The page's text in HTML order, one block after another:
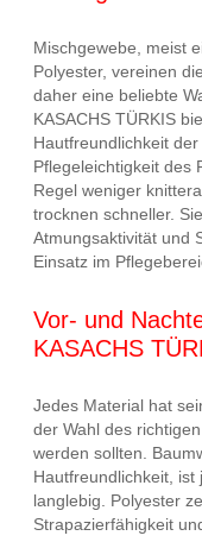
Mischgewebe, meist
Polyester, vereinen
daher eine beliebte
KASACHS TÜRKIS
Hautfreundlichkeit
Pflegeleichtigkeit des
Regel weniger
trocknen schneller.
Atmungsaktivität und
Einsatz im
Vor- und
KASACHS
Jedes Material hat
der Wahl des
werden sollten.
Hautfreundlichkeit,
langlebig. Polyester
Strapazierfähigkeit